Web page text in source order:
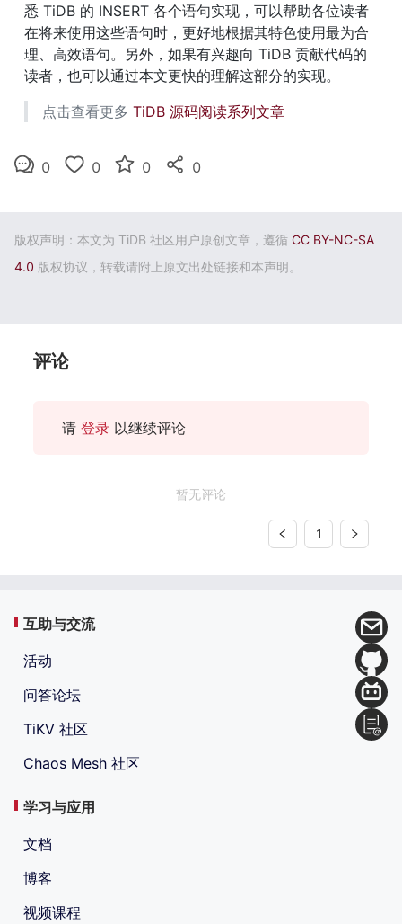
悉 TiDB 的 INSERT 各个语句实现，可以帮助各位读者
在将来使用这些语句时，更好地根据其特色使用最为合
理、高效语句。另外，如果有兴趣向 TiDB 贡献代码的
读者，也可以通过本文更快的理解这部分的实现。
点击查看更多 TiDB 源码阅读系列文章
0 0 0 0
版权声明：本文为 TiDB 社区用户原创文章，遵循 CC BY-NC-SA
4.0 版权协议，转载请附上原文出处链接和本声明。
评论
请 登录 以继续评论
暂无评论
1
互助与交流
活动
问答论坛
TiKV 社区
Chaos Mesh 社区
学习与应用
文档
博客
视频课程